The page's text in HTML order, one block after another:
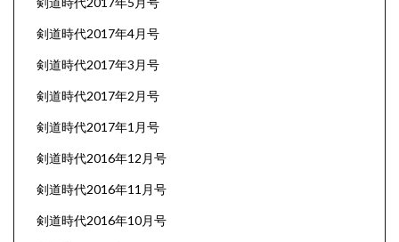
剣道時代2017年4月号
剣道時代2017年3月号
剣道時代2017年2月号
剣道時代2017年1月号
剣道時代2016年12月号
剣道時代2016年11月号
剣道時代2016年10月号